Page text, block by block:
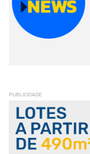
PUBLICIDADE